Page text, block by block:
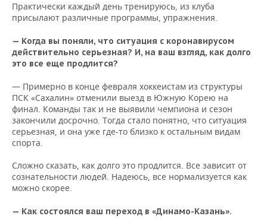
Практически каждый день тренируюсь, из клуба
присылают различные программы, упражнения.
— Когда вы поняли, что ситуация с коронавирусом
действительно серьезная? И, на ваш взгляд, как долго
это все еще продлится?
— Примерно в конце февраля хоккеистам из структуры
ПСК «Сахалин» отменили выезд в Южную Корею на
финал. Команды так и не выявили чемпиона и сезон
закончили досрочно. Тогда стало понятно, что ситуация
серьезная, и она уже где-то близко к остальным видам
спорта.
Сложно сказать, как долго это продлится. Все зависит от
сознательности людей. Надеюсь, все нормализуется как
можно скорее.
— Как состоялся ваш переход в «Динамо-Казань».